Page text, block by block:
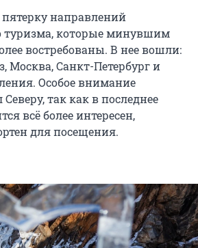
направлений
туризма, которые минувшим
востребованы. В нее вошли:
Москва, Санкт-Петербург и
Особое внимание
так как в последнее
всё более интересен,
для посещения.